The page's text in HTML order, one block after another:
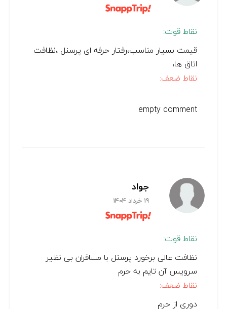
نقاط قوت:
قیمت بسیار مناسب،رفتار حرفه ای پرسنل ،نظافت
اتاق ها،
نقاط ضعف:
empty comment
جواد
19 خرداد 1404
نقاط قوت:
نظافت عالی برخورد پرسنل با مسافران بی نظیر
سرویس آن تایم به حرم
نقاط ضعف:
دوری از حرم